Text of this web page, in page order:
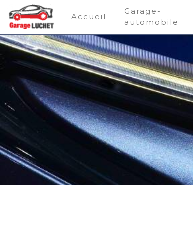
Panneau de gestion des cookies
Accueil
Garage-
automobile